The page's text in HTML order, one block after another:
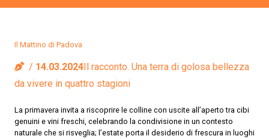
Il Mattino di Padova
14.03.2024 Il racconto. Una terra di golosa bellezza
da vivere in quattro stagioni
La primavera invita a riscoprire le colline con uscite all’aperto tra cibi
genuini e vini freschi, celebrando la condivisione in un contesto
naturale che si risveglia; l’estate porta il desiderio di frescura in luoghi